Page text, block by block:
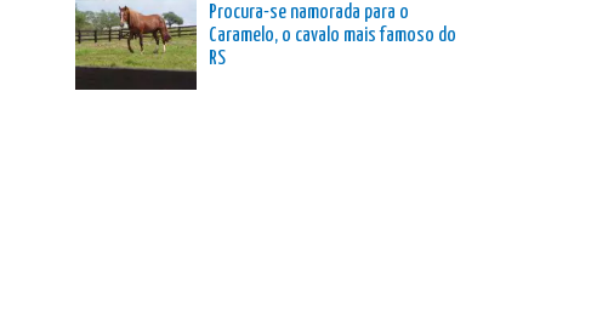
Procura-se namorada para o
Caramelo, o cavalo mais famoso do
RS